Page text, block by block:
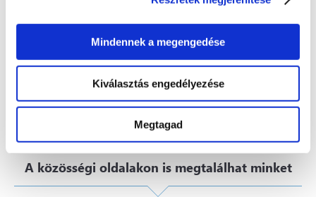
Mindennek a megengedése
Kiválasztás engedélyezése
Megtagad
E-Menetlevél mobilalkalmazás!
Személyre szabott ajánlatot szeretnék kérni
A közösségi oldalakon is megtalálhat minket